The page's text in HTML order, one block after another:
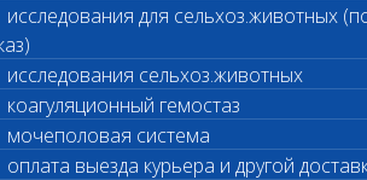
исследования для сельхоз.животных
исследования сельхоз.животных
коагуляционный гемостаз
мочеполовая система
оплата выезда курьера и другой
выполнение биохимических